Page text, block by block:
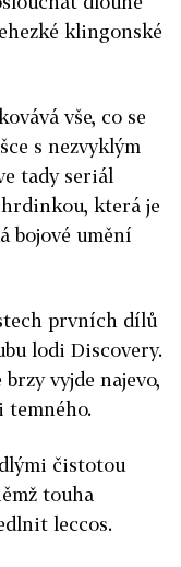
klingonské
vše, co se
s nezvyklým
tady seriál
hrdinkou, která je
bojové umění
prvních dílů
lodi Discovery.
vyjde najevo,
temného.
čistotou
touha
leccos.